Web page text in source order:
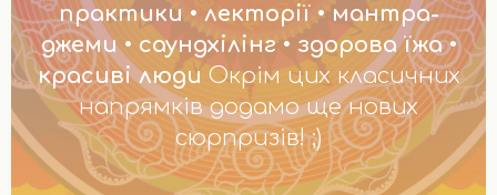
практики • лекторії • мантра-
джеми • саундхілінг • здорова їжа •
красиві люди Окрім цих класичних
напрямків додамо ще нових
сюрпризів! ;)